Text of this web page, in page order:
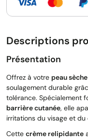
Descriptions
Présentation
Offrez à votre peau sèche
soulagement durable
tolérance. Spécialement
barrière cutanée, elle
irritations du visage et du
Cette crème relipidante